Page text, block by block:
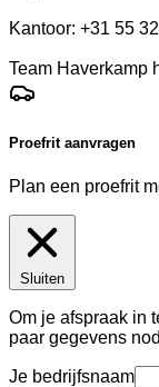
Kantoor: +31 55
Team Haverkamp
Proefrit aanvragen
Plan een proefrit
Sluiten
Om je afspraak in
paar gegevens
Je bedrijfsnaam